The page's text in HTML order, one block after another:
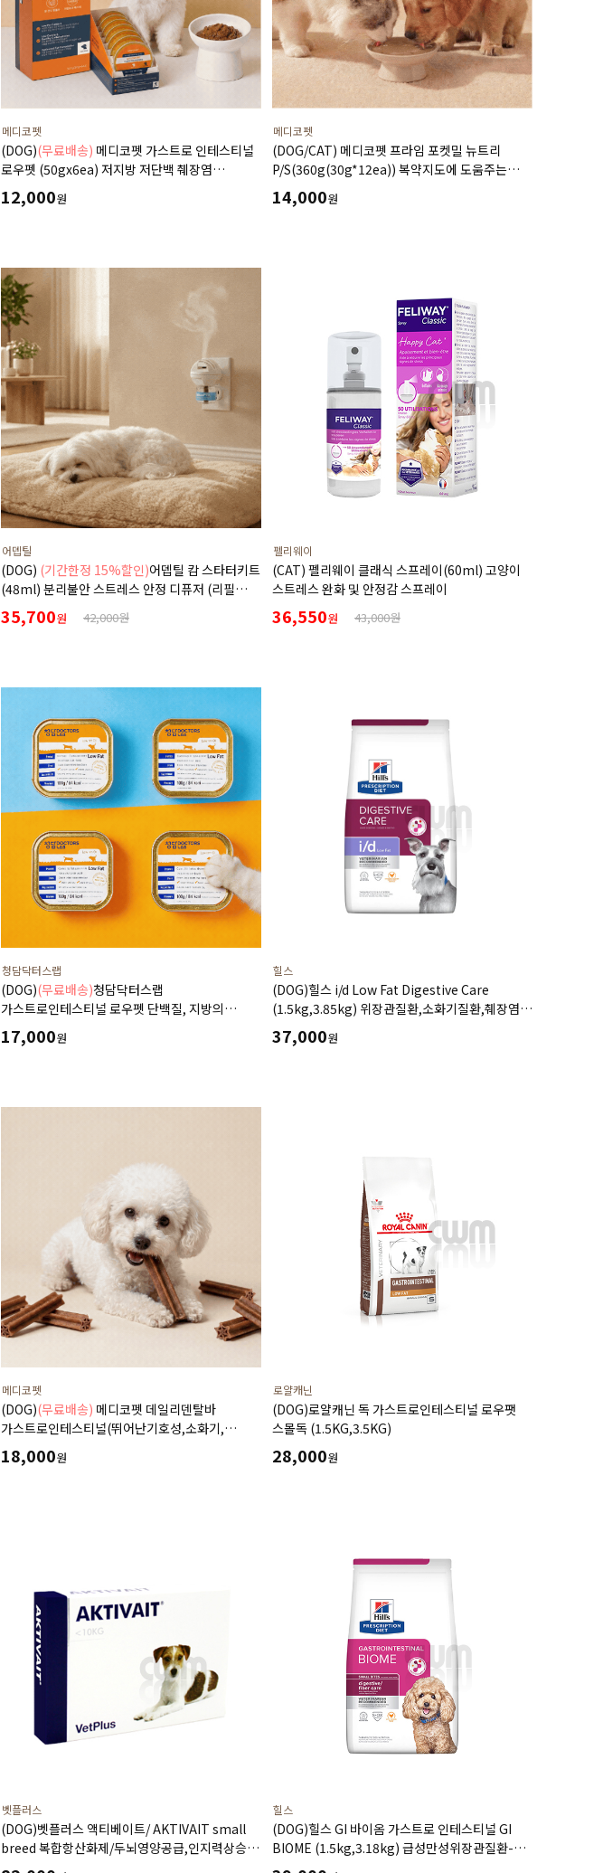
메디코펫
(DOG)(무료배송) 메디코펫 가스트로 인테스티널
로우펫 (50gx6ea) 저지방 저단백 췌장염
고지혈증에 도움 주는 처방 습식 캔 보조식
12,000원
메디코펫
(DOG/CAT) 메디코펫 프라임 포켓밀 뉴트리
P/S(360g(30g*12ea)) 복약지도에 도움주는
가수분해 오리 처방캔
14,000원
어뎁틸
(DOG) (기간한정 15%할인)어뎁틸 캄 스타터키트
(48ml) 분리불안 스트레스 안정 디퓨저 (리필
+본품(훈증기)구성)
35,700원 42,000원
펠리웨이
(CAT) 펠리웨이 클래식 스프레이(60ml) 고양이
스트레스 완화 및 안정감 스프레이
36,550원 43,000원
청담닥터스랩
(DOG)(무료배송)청담닥터스랩
가스트로인테스티널 로우펫 단백질, 지방의
함량을 줄인 습식 캔사료 600g(100gx6ea)
저지방처방습식,췌장염 ,소화기질환,고지혈증,
17,000원
힐스
(DOG)힐스 i/d Low Fat Digestive Care
(1.5kg,3.85kg) 위장관질환,소화기질환,췌장염-
처방식,처방사료
37,000원
메디코펫
(DOG)(무료배송) 메디코펫 데일리덴탈바
가스트로인테스티널(뛰어난기호성,소화기,
췌장염,설사,구토,만성질환도움) 224g(14P)
18,000원
로얄캐닌
(DOG)로얄캐닌 독 가스트로인테스티널 로우팻
스몰독 (1.5KG,3.5KG)
28,000원
벳플러스
(DOG)벳플러스 액티베이트/ AKTIVAIT small
breed 복합항산화제/두뇌영양공급,인지력상승
(60캡슐)소형견용
힐스
(DOG)힐스 GI 바이옴­ 가스트로 인테스티널 GI
BIOME (1.5kg,3.18kg) 급성만성위장관질환-
처방식,처방사료